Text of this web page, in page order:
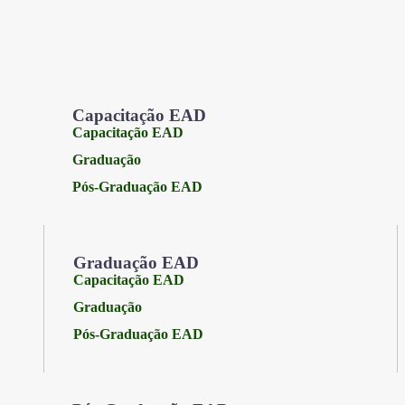
Capacitação EAD
Capacitação EAD
Graduação
Pós-Graduação EAD
Graduação EAD
Capacitação EAD
Graduação
Pós-Graduação EAD